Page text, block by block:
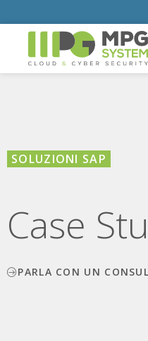
SOLUZIONI SAP
Case
PARLA CON UN